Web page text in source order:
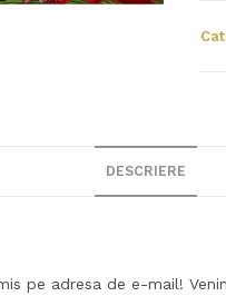
DESCRIERE
pe adresa de e-mail!